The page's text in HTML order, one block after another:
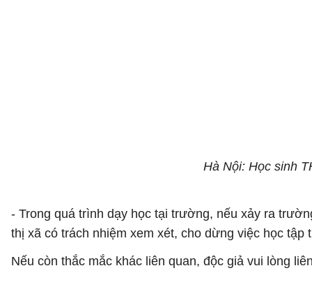
Hà Nội: Học sinh
- Trong quá trình dạy học tại trường, nếu xảy ra
thị xã có trách nhiệm xem xét, cho dừng việc học
Nếu còn thắc mắc khác liên quan, độc giả vui lòng